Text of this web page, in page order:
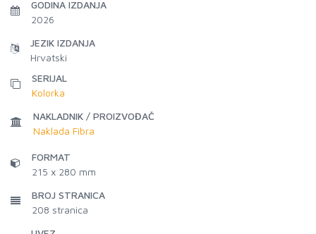
GODINA IZDANJA
2026
JEZIK IZDANJA
Hrvatski
SERIJAL
Kolorka
NAKLADNIK / PROIZVOĐAČ
Naklada Fibra
FORMAT
215 x 280 mm
BROJ STRANICA
208 stranica